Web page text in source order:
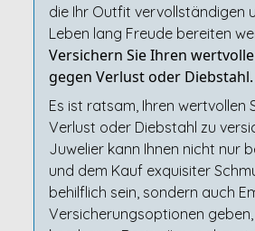
die Ihr Outfit vervollständigen
Leben lang Freude bereiten
Versichern Sie Ihren
gegen Verlust oder Diebstahl.
Es ist ratsam, Ihren wertvollen
Verlust oder Diebstahl zu
Juwelier kann Ihnen nicht nur
und dem Kauf exquisiter
behilflich sein, sondern auch
Versicherungsoptionen geben,